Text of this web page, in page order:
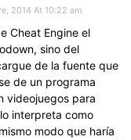
2014 At 10:22 am
Cheat Engine el
sino del
de la fuente que
de un programa
videojuegos para
interpreta como
modo que haría